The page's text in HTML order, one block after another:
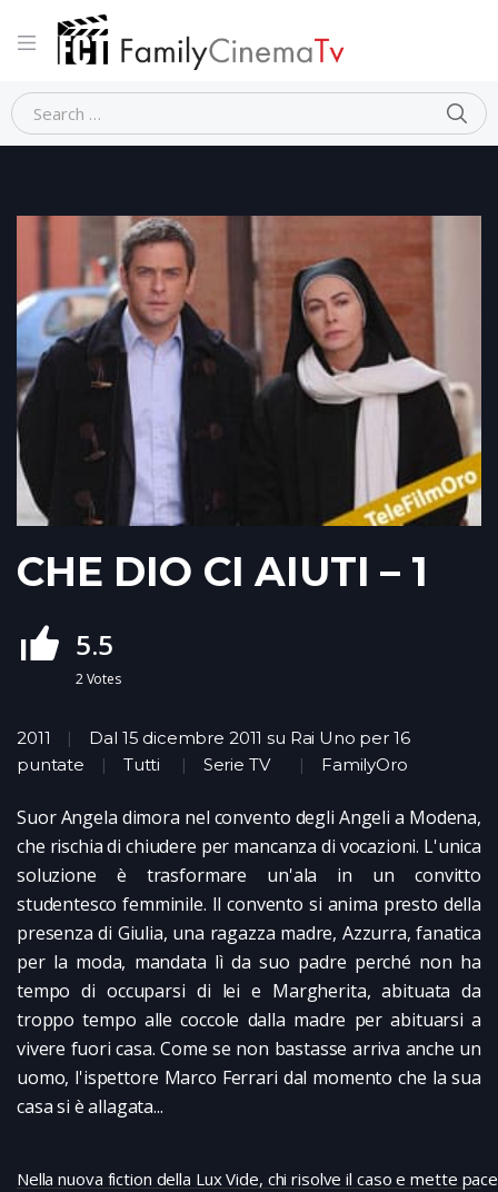
Home CHE DIO CI AIUTI – 1
CHE DIO CI AIUTI – 1
5.5
2Votes
2011
Dal 15 dicembre 2011 su Rai Uno per 16
puntate
Tutti Serie TV FamilyOro
Suor Angela dimora nel convento degli Angeli a Modena,
che rischia di chiudere per mancanza di vocazioni. L'unica
soluzione è trasformare un'ala in un convitto
studentesco femminile. Il convento si anima presto della
presenza di Giulia, una ragazza madre, Azzurra, fanatica
per la moda, mandata lì da suo padre perché non ha
tempo di occuparsi di lei e Margherita, abituata da
troppo tempo alle coccole dalla madre per abituarsi a
vivere fuori casa. Come se non bastasse arriva anche un
uomo, l'ispettore Marco Ferrari dal momento che la sua
casa si è allagata...
Nella nuova fiction della Lux Vide, chi risolve il caso e mette pace